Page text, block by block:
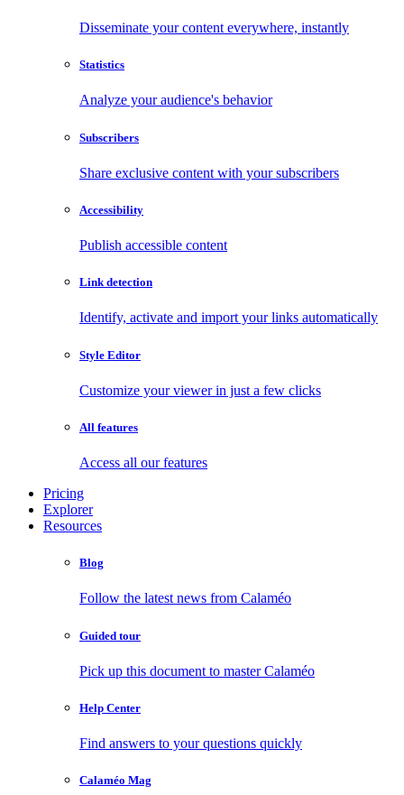
Disseminate your content everywhere, instantly
Statistics
Analyze your audience's behavior
Subscribers
Share exclusive content with your subscribers
Accessibility
Publish accessible content
Link detection
Identify, activate and import your links automatically
Style Editor
Customize your viewer in just a few clicks
All features
Access all our features
Pricing
Explorer
Resources
Blog
Follow the latest news from Calaméo
Guided tour
Pick up this document to master Calaméo
Help Center
Find answers to your questions quickly
Calaméo Mag